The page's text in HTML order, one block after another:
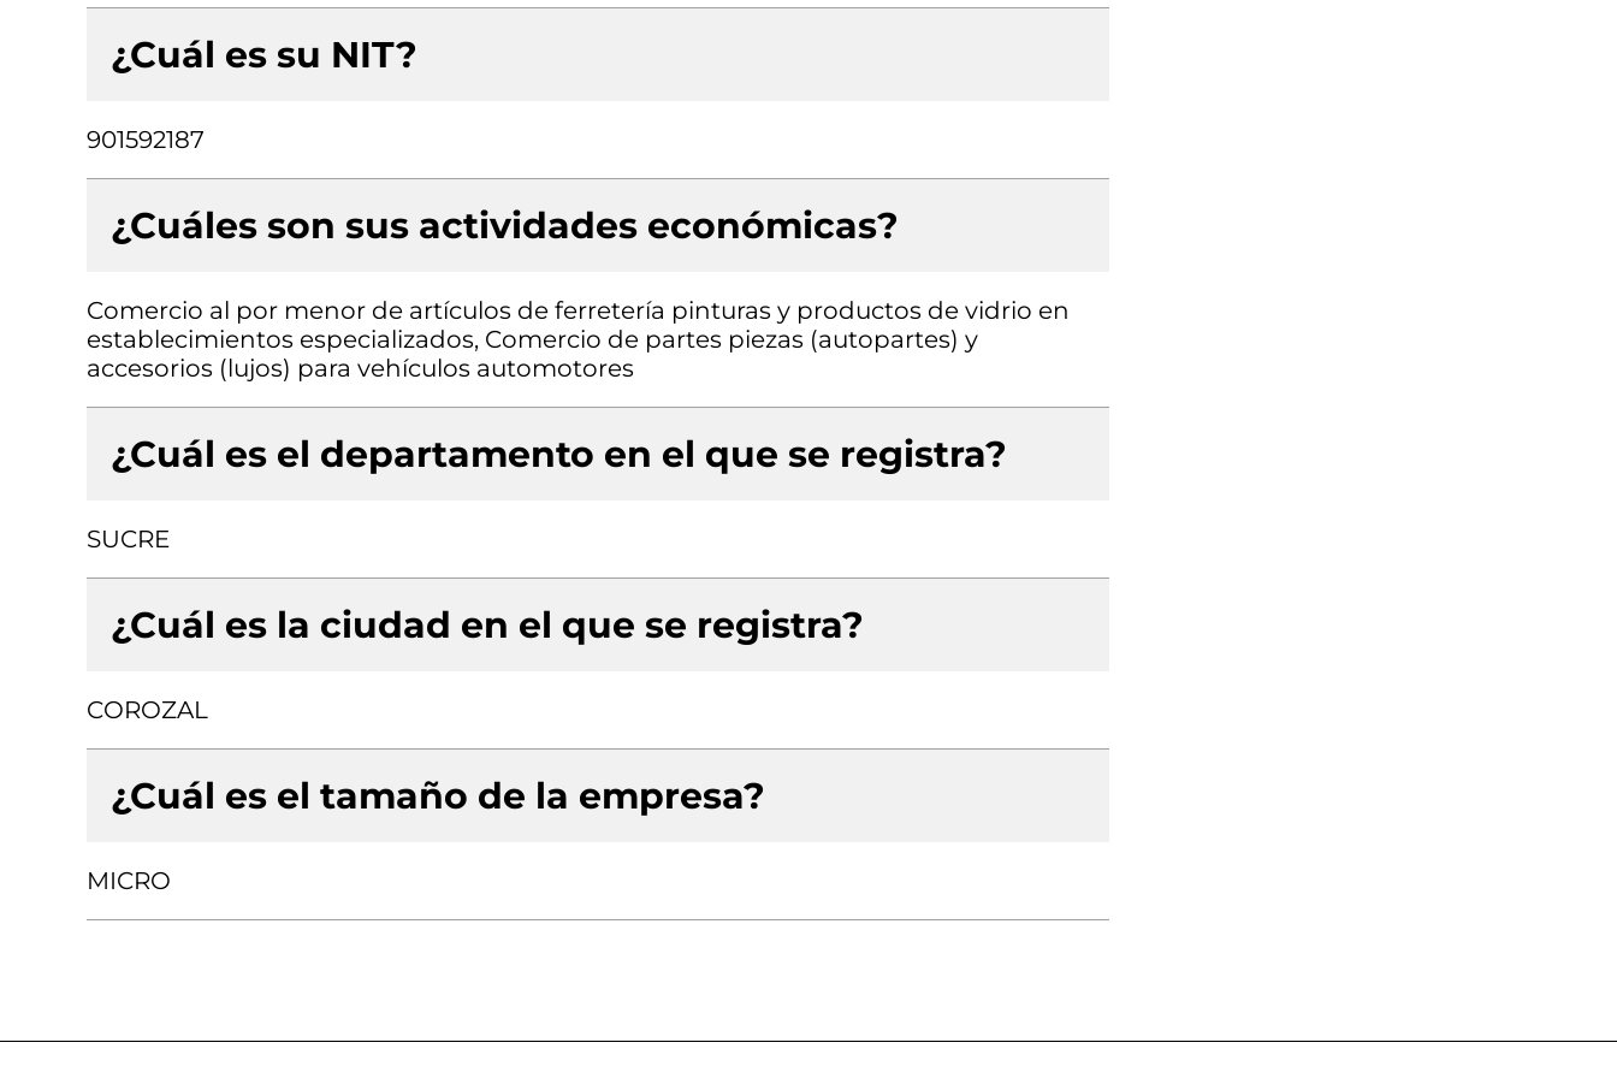
¿Cuál es su NIT?
901592187
¿Cuáles son sus actividades económicas?
Comercio al por menor de artículos de ferretería pinturas y productos de vidrio en
establecimientos especializados, Comercio de partes piezas (autopartes) y
accesorios (lujos) para vehículos automotores
¿Cuál es el departamento en el que se registra?
SUCRE
¿Cuál es la ciudad en el que se registra?
COROZAL
¿Cuál es el tamaño de la empresa?
MICRO